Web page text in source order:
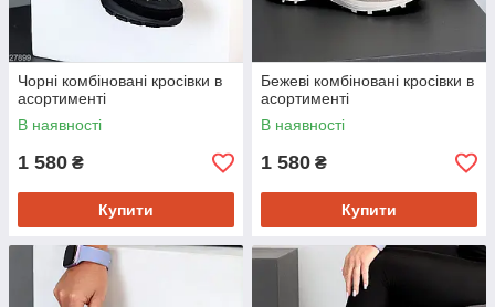
Чорні комбіновані кросівки в
асортименті
В наявності
1 580 ₴
Купити
Бежеві комбіновані кросівки в
асортименті
В наявності
1 580 ₴
Купити